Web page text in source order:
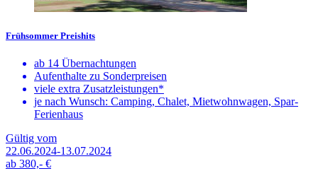
Frühsommer Preishits
ab 14 Übernachtungen
Aufenthalte zu Sonderpreisen
viele extra Zusatzleistungen*
je nach Wunsch: Camping, Chalet, Mietwohnwagen, Spar-
Ferienhaus
Gültig vom
22.06.2024-13.07.2024
ab 380,- €